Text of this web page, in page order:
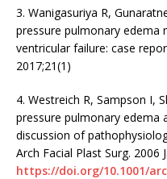
3. Wanigasuriya R,
pressure pulmonary edema
ventricular failure: case
2017;21(1)
4. Westreich R, Sampson I,
pressure pulmonary edema
discussion of
Arch Facial Plast Surg. 2006
https://doi.org/10.1001/